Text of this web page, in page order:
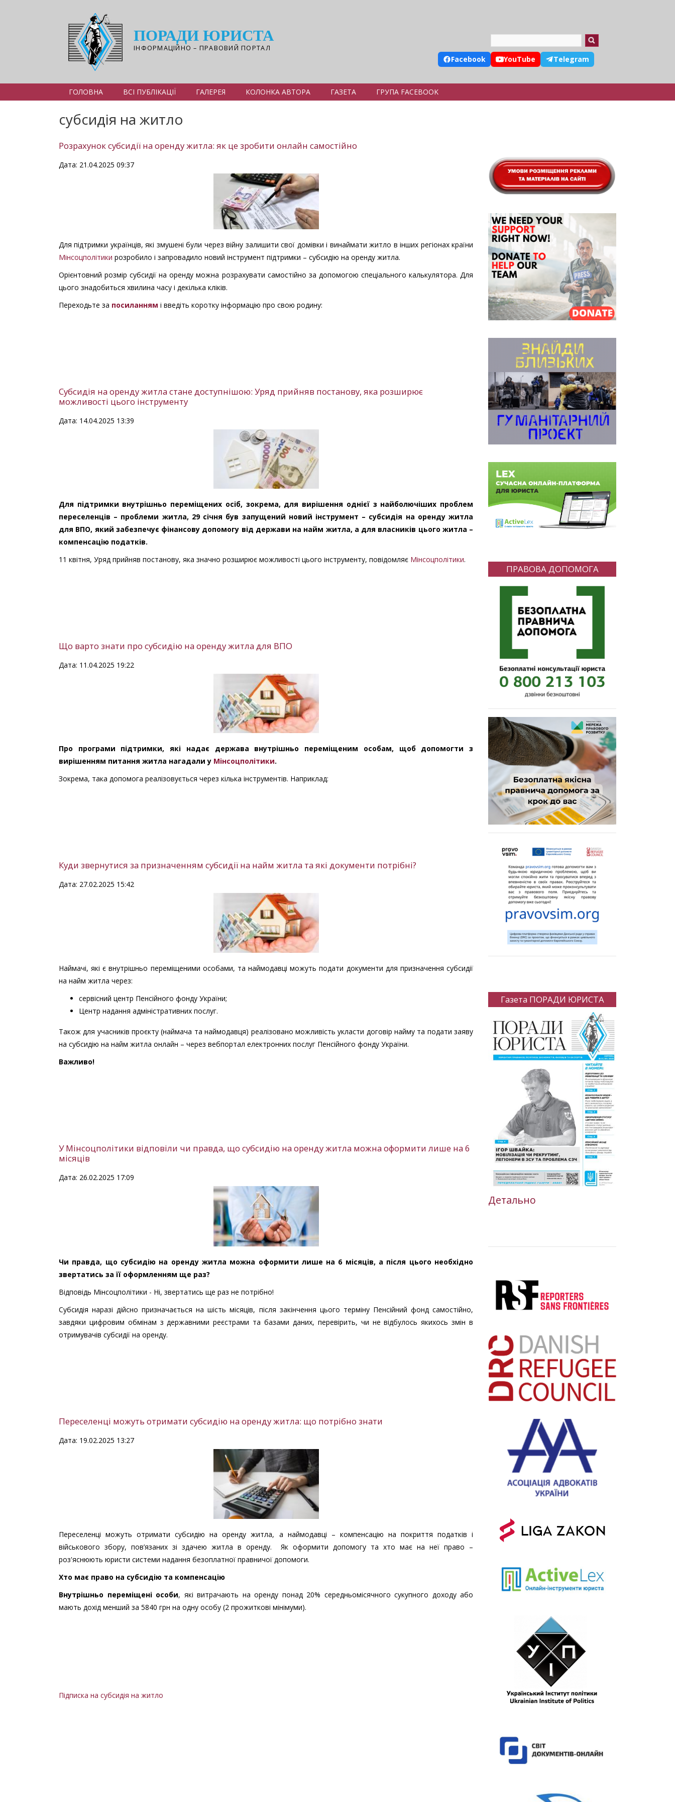
ПОРАДИ ЮРИСТА
ІНФОРМАЦІЙНО – ПРАВОВИЙ ПОРТАЛ
Facebook YouTube Telegram
ГОЛОВНА ВСІ ПУБЛІКАЦІЇ ГАЛЕРЕЯ КОЛОНКА АВТОРА ГАЗЕТА ГРУПА FACEBOOK
субсидія на житло
Розрахунок субсидії на оренду житла: як це зробити онлайн самостійно
Дата: 21.04.2025 09:37
Для підтримки українців, які змушені були через війну залишити свої домівки і винаймати житло в інших регіонах країни
Мінсоцполітики розробило і запровадило новий інструмент підтримки – субсидію на оренду житла.
Орієнтовний розмір субсидії на оренду можна розрахувати самостійно за допомогою спеціального калькулятора. Для
цього знадобиться хвилина часу і декілька кліків.
Переходьте за посиланням і введіть коротку інформацію про свою родину:
Субсидія на оренду житла стане доступнішою: Уряд прийняв постанову, яка розширює
можливості цього інструменту
Дата: 14.04.2025 13:39
Для підтримки внутрішньо переміщених осіб, зокрема, для вирішення однієї з найболючіших проблем
переселенців – проблеми житла, 29 січня був запущений новий інструмент – субсидія на оренду житла
для ВПО, який забезпечує фінансову допомогу від держави на найм житла, а для власників цього житла –
компенсацію податків.
11 квітня, Уряд прийняв постанову, яка значно розширює можливості цього інструменту, повідомляє Мінсоцполітики.
Що варто знати про субсидію на оренду житла для ВПО
Дата: 11.04.2025 19:22
Про програми підтримки, які надає держава внутрішньо переміщеним особам, щоб допомогти з
вирішенням питання житла нагадали у Мінсоцполітики.
Зокрема, така допомога реалізовується через кілька інструментів. Наприклад:
Куди звернутися за призначенням субсидії на найм житла та які документи потрібні?
Дата: 27.02.2025 15:42
Наймачі, які є внутрішньо переміщеними особами, та наймодавці можуть подати документи для призначення субсидії
на найм житла через:
сервісний центр Пенсійного фонду України;
Центр надання адміністративних послуг.
Також для учасників проєкту (наймача та наймодавця) реалізовано можливість укласти договір найму та подати заяву
на субсидію на найм житла онлайн – через вебпортал електронних послуг Пенсійного фонду України.
Важливо!
У Мінсоцполітики відповіли чи правда, що субсидію на оренду житла можна оформити лише на 6
місяців
Дата: 26.02.2025 17:09
Чи правда, що субсидію на оренду житла можна оформити лише на 6 місяців, а після цього необхідно
звертатись за її оформленням ще раз?
Відповідь Мінсоцполітики - Ні, звертатись ще раз не потрібно!
Субсидія наразі дійсно призначається на шість місяців, після закінчення цього терміну Пенсійний фонд самостійно,
завдяки цифровим обмінам з державними реєстрами та базами даних, перевірить, чи не відбулось якихось змін в
отримувачів субсидії на оренду.
Переселенці можуть отримати субсидію на оренду житла: що потрібно знати
Дата: 19.02.2025 13:27
Переселенці можуть отримати субсидію на оренду житла, а наймодавці – компенсацію на покриття податків і
військового збору, пов’язаних зі здачею житла в оренду. Як оформити допомогу та хто має на неї право –
роз'яснюють юристи системи надання безоплатної правничої допомоги.
Хто має право на субсидію та компенсацію
Внутрішньо переміщені особи, які витрачають на оренду понад 20% середньомісячного сукупного доходу або
мають дохід менший за 5840 грн на одну особу (2 прожиткові мінімуми).
Підписка на субсидія на житло
ПРАВОВА ДОПОМОГА
Газета ПОРАДИ ЮРИСТА
Детально